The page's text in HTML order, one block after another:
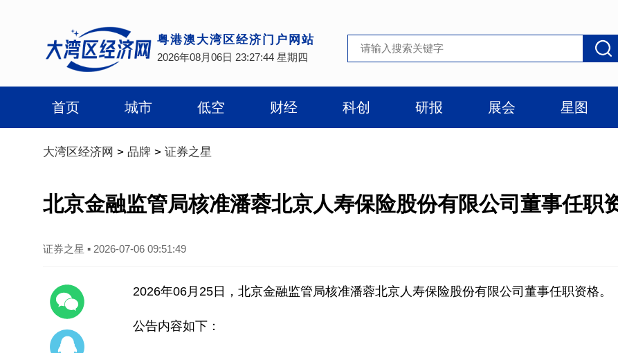
粤港澳大湾区经济门户网站
2026年08月06日 23:27:44 星期四
首页 城市 低空 财经 科创 研报 展会 星图
大湾区经济网 > 品牌 > 证券之星
北京金融监管局核准潘蓉北京人寿保险股份有限公司董事任职
证券之星 ▪ 2026-07-06 09:51:49
2026年06月25日，北京金融监管局核准潘蓉北京人寿保险股份有限公司董事任职资格。
公告内容如下：